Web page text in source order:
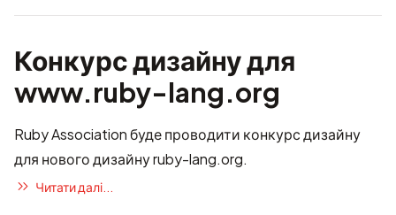
Конкурс дизайну для
www.ruby-lang.org
Ruby Association буде проводити конкурс дизайну
для нового дизайну ruby-lang.org.
Читати далі...